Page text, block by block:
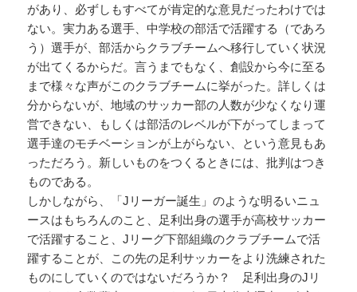
があり、必ずしもすべてが肯定的な意見だったわけでは
ない。実力ある選手、中学校の部活で活躍する（であろ
う）選手が、部活からクラブチームへ移行していく状況
が出てくるからだ。言うまでもなく、創設から今に至る
まで様々な声がこのクラブチームに挙がった。詳しくは
分からないが、地域のサッカー部の人数が少なくなり運
営できない、もしくは部活のレベルが下がってしまって
選手達のモチベーションが上がらない、という意見もあ
っただろう。新しいものをつくるときには、批判はつき
ものである。
しかしながら、「Jリーガー誕生」のような明るいニュ
ースはもちろんのこと、足利出身の選手が高校サッカー
で活躍すること、Jリーグ下部組織のクラブチームで活
躍することが、この先の足利サッカーをより洗練された
ものにしていくのではないだろうか？ 足利出身のJリ